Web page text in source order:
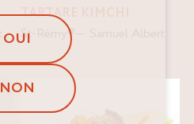
TARTARE KIMCHI
St-Rémy ®
OUI
NON